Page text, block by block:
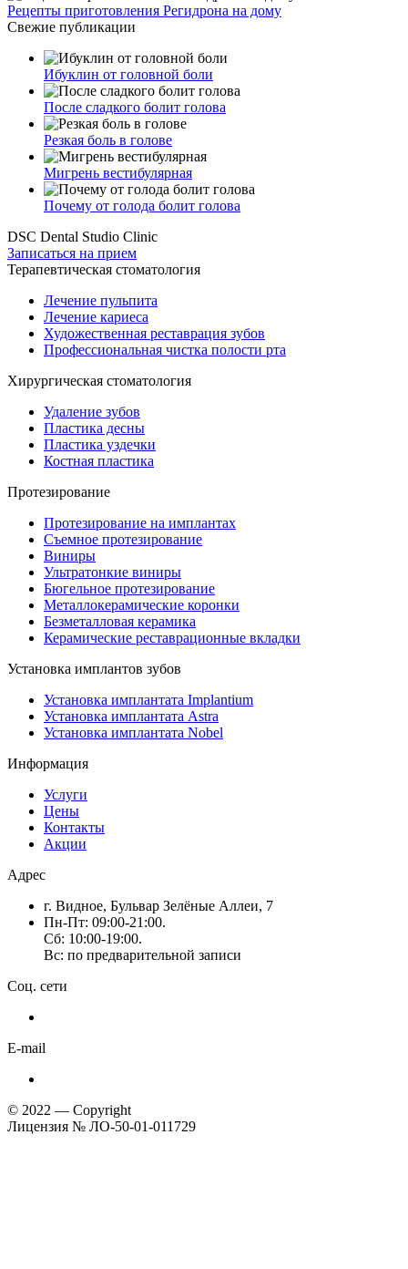
Рецепты приготовления Регидрона на дому
Свежие публикации
Ибуклин от головной боли
После сладкого болит голова
Резкая боль в голове
Мигрень вестибулярная
Почему от голода болит голова
DSC Dental Studio Clinic
Записаться на прием
Терапевтическая стоматология
Лечение пульпита
Лечение кариеса
Художественная реставрация зубов
Профессиональная чистка полости рта
Хирургическая стоматология
Удаление зубов
Пластика десны
Пластика уздечки
Костная пластика
Протезирование
Протезирование на имплантах
Съемное протезирование
Виниры
Ультратонкие виниры
Бюгельное протезирование
Металлокерамические коронки
Безметалловая керамика
Керамические реставрационные вкладки
Установка имплантов зубов
Установка имплантата Implantium
Установка имплантата Astra
Установка имплантата Nobel
Информация
Услуги
Цены
Контакты
Акции
Адрес
г. Видное, Бульвар Зелёные Аллеи, 7
Пн-Пт: 09:00-21:00.
Сб: 10:00-19:00.
Вс: по предварительной записи
Соц. сети
E-mail
© 2022 — Copyright
Лицензия № ЛО-50-01-011729